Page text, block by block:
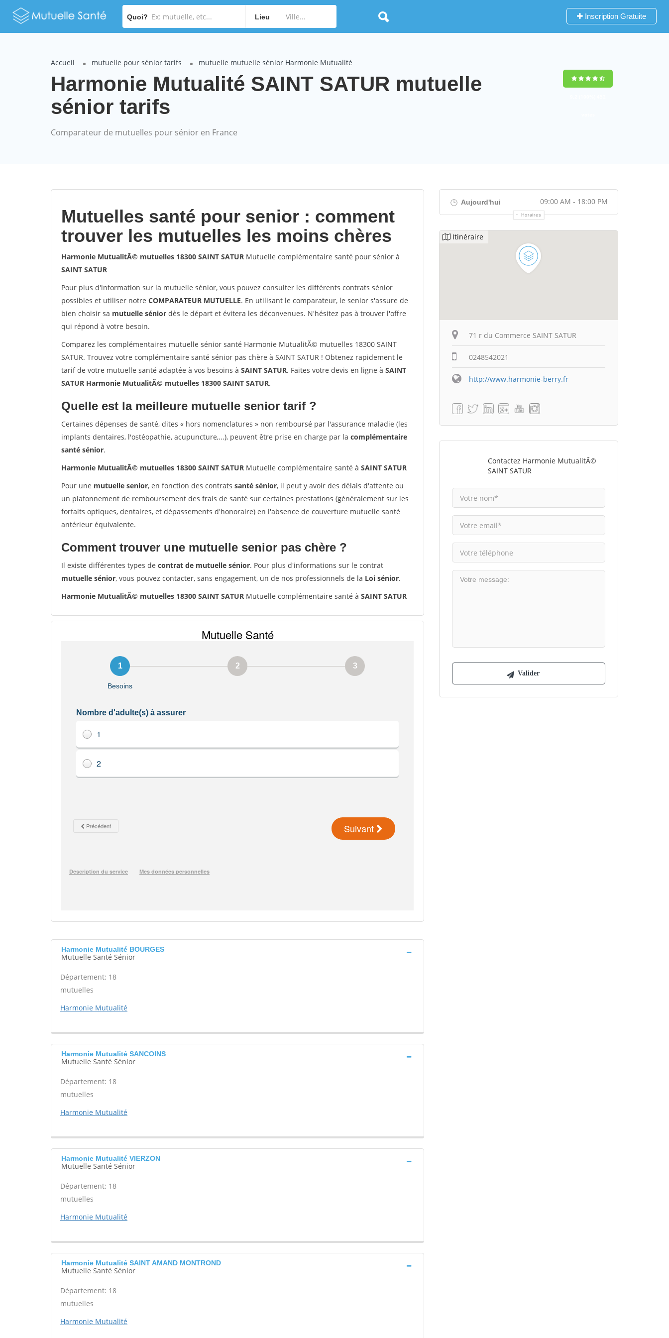
Quoi? Lieu Inscription Gratuite
Accueil mutuelle pour sénior tarifs mutuelle mutuelle sénior Harmonie Mutualité
Harmonie Mutualité SAINT SATUR mutuelle
sénior tarifs
Comparateur de mutuelles pour sénior en France
Mutuelles santé pour senior : comment
trouver les mutuelles les moins chères
Harmonie MutualitÃ© mutuelles 18300 SAINT SATUR Mutuelle complémentaire santé pour sénior à
SAINT SATUR
Pour plus d'information sur la mutuelle sénior, vous pouvez consulter les différents contrats sénior
possibles et utiliser notre COMPARATEUR MUTUELLE. En utilisant le comparateur, le senior s'assure de
bien choisir sa mutuelle sénior dès le départ et évitera les déconvenues. N'hésitez pas à trouver l'offre
qui répond à votre besoin.
Comparez les complémentaires mutuelle sénior santé Harmonie MutualitÃ© mutuelles 18300 SAINT
SATUR. Trouvez votre complémentaire santé sénior pas chère à SAINT SATUR ! Obtenez rapidement le
tarif de votre mutuelle santé adaptée à vos besoins à SAINT SATUR. Faites votre devis en ligne à SAINT
SATUR Harmonie MutualitÃ© mutuelles 18300 SAINT SATUR.
Quelle est la meilleure mutuelle senior tarif ?
Certaines dépenses de santé, dites « hors nomenclatures » non remboursé par l'assurance maladie (les
implants dentaires, l'ostéopathie, acupuncture,...), peuvent être prise en charge par la complémentaire
santé sénior.
Harmonie MutualitÃ© mutuelles 18300 SAINT SATUR Mutuelle complémentaire santé à SAINT SATUR
Pour une mutuelle senior, en fonction des contrats santé sénior, il peut y avoir des délais d'attente ou
un plafonnement de remboursement des frais de santé sur certaines prestations (généralement sur les
forfaits optiques, dentaires, et dépassements d'honoraire) en l'absence de couverture mutuelle santé
antérieur équivalente.
Comment trouver une mutuelle senior pas chère ?
Il existe différentes types de contrat de mutuelle sénior. Pour plus d'informations sur le contrat
mutuelle sénior, vous pouvez contacter, sans engagement, un de nos professionnels de la Loi sénior.
Harmonie MutualitÃ© mutuelles 18300 SAINT SATUR Mutuelle complémentaire santé à SAINT SATUR
Harmonie Mutualité BOURGES
Mutuelle Santé Sénior
Département: 18
mutuelles
Harmonie Mutualité
Harmonie Mutualité SANCOINS
Mutuelle Santé Sénior
Département: 18
mutuelles
Harmonie Mutualité
Harmonie Mutualité VIERZON
Mutuelle Santé Sénior
Département: 18
mutuelles
Harmonie Mutualité
Harmonie Mutualité SAINT AMAND MONTROND
Mutuelle Santé Sénior
Département: 18
mutuelles
Harmonie Mutualité
Aujourd'hui 09:00 AM - 18:00 PM
Horaires
Itinéraire
71 r du Commerce SAINT SATUR
0248542021
http://www.harmonie-berry.fr
Contactez Harmonie MutualitÃ©
SAINT SATUR